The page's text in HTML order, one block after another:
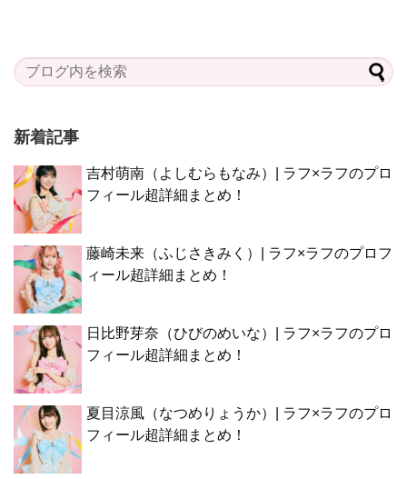
新着記事
吉村萌南（よしむらもなみ）| ラフ×ラフのプロ
フィール超詳細まとめ！
藤崎未来（ふじさきみく）| ラフ×ラフのプロフ
ィール超詳細まとめ！
日比野芽奈（ひびのめいな）| ラフ×ラフのプロ
フィール超詳細まとめ！
夏目涼風（なつめりょうか）| ラフ×ラフのプロ
フィール超詳細まとめ！